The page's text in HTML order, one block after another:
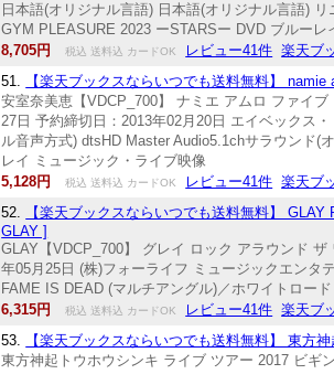
日本語(オリジナル言語) 日本語(オリジナル言語)
GYM PLEASURE 2023 ーSTARSー DVD ブルー
8,705円
税込 送料込 カードOK レビュー41件 楽天ブ
51.
【楽天ブックスならいつでも送料無料】
安室奈美恵【VDCP_700】 ナミエ アムロ ファイ
27日 予約締切日：2013年02月20日 エイベックス
ル音声方式) dtsHD Master Audio5.1chサラウンド(
レイ ミュージック・ライブ映像
5,128円
税込 送料込 カードOK レビュー41件 楽天ブ
52.
【楽天ブックスならいつでも送料無料】
GLAY ]
GLAY【VDCP_700】 グレイ ロック アラウンド
年05月25日 (株)フォーライフ ミュージックエンタ
FAME IS DEAD (マルチアングル)／ホワイトロー
6,315円
税込 送料込 カードOK レビュー41件 楽天ブ
53.
【楽天ブックスならいつでも送料無料】 東方
東方神起トウホウシンキ ライブ ツアー 2017 ビギ